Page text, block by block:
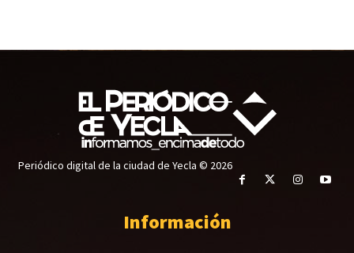
Periódico digital de la ciudad de Yecla © 2026
Información